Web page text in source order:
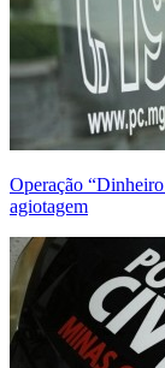
Operação
agiotagem